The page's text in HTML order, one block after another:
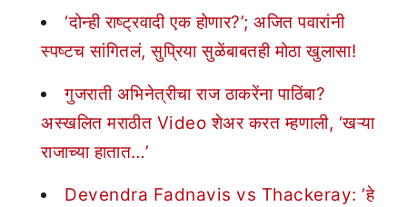
‘दोन्ही राष्ट्रवादी एक होणार?’; अजित पवारांनी
स्पष्टच सांगितलं, सुप्रिया सुळेंबाबतही मोठा खुलासा!
गुजराती अभिनेत्रीचा राज ठाकरेंना पाठिंबा?
अस्खलित मराठीत Video शेअर करत म्हणाली, ‘खऱ्या
राजाच्या हातात…’
Devendra Fadnavis vs Thackeray: ‘हे